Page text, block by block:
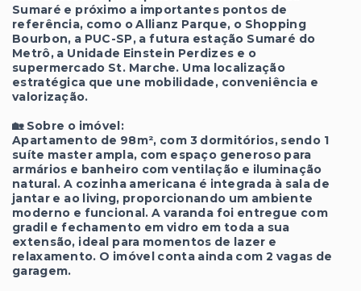
Sumaré e próximo a importantes pontos de
referência, como o Allianz Parque, o Shopping
Bourbon, a PUC-SP, a futura estação Sumaré do
Metrô, a Unidade Einstein Perdizes e o
supermercado St. Marche. Uma localização
estratégica que une mobilidade, conveniência e
valorização.
🏡 Sobre o imóvel:
Apartamento de 98m², com 3 dormitórios, sendo 1
suíte master ampla, com espaço generoso para
armários e banheiro com ventilação e iluminação
natural. A cozinha americana é integrada à sala de
jantar e ao living, proporcionando um ambiente
moderno e funcional. A varanda foi entregue com
gradil e fechamento em vidro em toda a sua
extensão, ideal para momentos de lazer e
relaxamento. O imóvel conta ainda com 2 vagas de
garagem.